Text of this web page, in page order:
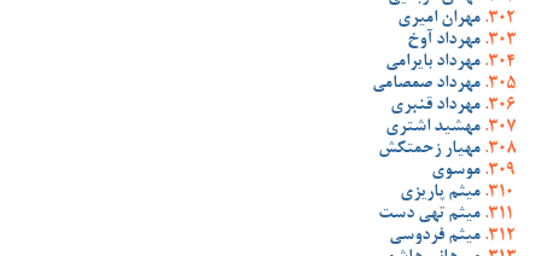
مهران امیری
مهرداد آوخ
مهرداد بایرامی
مهرداد صمصامی
مهرداد قنبری
مهشید اشتری
مهیار زحمتکش
موسوی
میثم پاریزی
میثم تهی دست
میثم فردوسی